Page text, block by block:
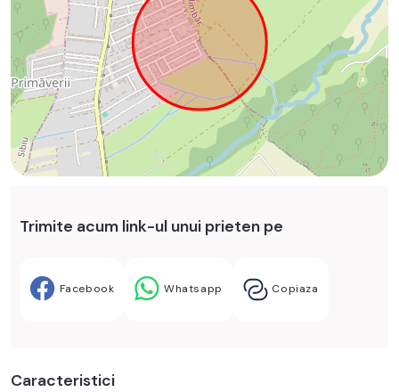
Trimite acum link-ul unui prieten pe
Facebook Whatsapp Copiaza
Caracteristici